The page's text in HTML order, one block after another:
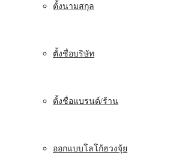
ตั้งนามสกุล
ตั้งชื่อบริษัท
ตั้งชื่อแบรนด์/ร้าน
ออกแบบโลโก้ฮวงจุ้ย